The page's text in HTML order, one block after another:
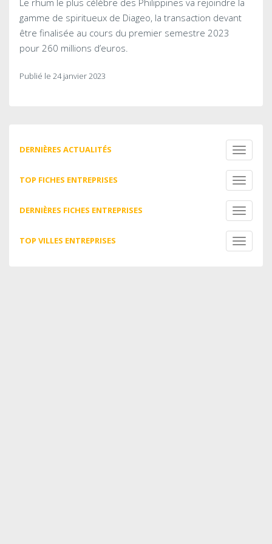
Le rhum le plus célèbre des Philippines va rejoindre la
gamme de spiritueux de Diageo, la transaction devant
être finalisée au cours du premier semestre 2023
pour 260 millions d’euros.
Publié le 24 janvier 2023
DERNIÈRES ACTUALITÉS
Toggle
TOP FICHES ENTREPRISES
Toggle
DERNIÈRES FICHES ENTREPRISES
Toggle
TOP VILLES ENTREPRISES
Toggle